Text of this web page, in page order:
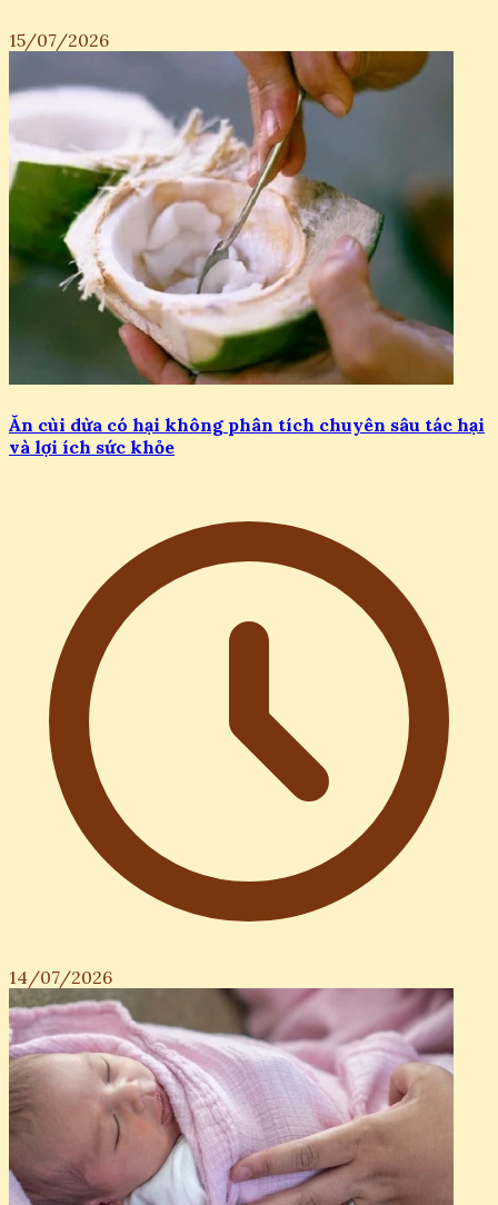
15/07/2026
Ăn cùi dừa có hại không phân tích chuyên sâu tác hại
và lợi ích sức khỏe
14/07/2026